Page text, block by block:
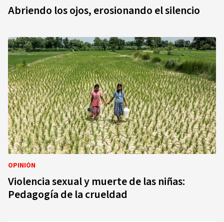
Abriendo los ojos, erosionando el silencio
OPINIÓN
Violencia sexual y muerte de las niñas:
Pedagogía de la crueldad